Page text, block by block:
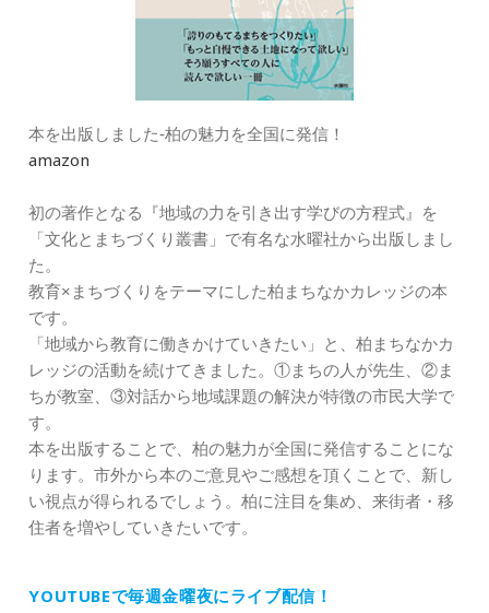
本を出版しました‐柏の魅力を全国に発信！
amazon
初の著作となる『地域の力を引き出す学びの方程式』を
「文化とまちづくり叢書」で有名な水曜社から出版しまし
た。
教育×まちづくりをテーマにした柏まちなかカレッジの本
です。
「地域から教育に働きかけていきたい」と、柏まちなかカ
レッジの活動を続けてきました。①まちの人が先生、②ま
ちが教室、③対話から地域課題の解決が特徴の市民大学で
す。
本を出版することで、柏の魅力が全国に発信することにな
ります。市外から本のご意見やご感想を頂くことで、新し
い視点が得られるでしょう。柏に注目を集め、来街者・移
住者を増やしていきたいです。
YOUTUBEで毎週金曜夜にライブ配信！